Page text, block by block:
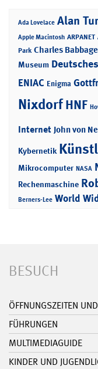
Ada Lovelace Alan
Apple Macintosh ARPANET
Park Charles Babbage
Museum
ENIAC Enigma
NixdorfHNF
Internet John von
Kybernetik
Mikrocomputer NASA
Rechenmaschine
Berners-Lee World
BESUCH
ÖFFNUNGSZEITEN
FÜHRUNGEN
MULTIMEDIAGUIDE
KINDER UND